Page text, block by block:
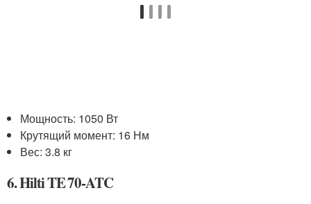
Мощность: 1050 Вт
Крутящий момент: 16 Нм
Вес: 3.8 кг
6. Hilti TE 70-ATC